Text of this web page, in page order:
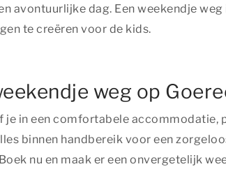
avontuurlijke dag. Een weekendje
te creëren voor de kids.
weg op
je in een comfortabele accommodatie,
binnen handbereik voor een
nu en maak er een onvergetelijk